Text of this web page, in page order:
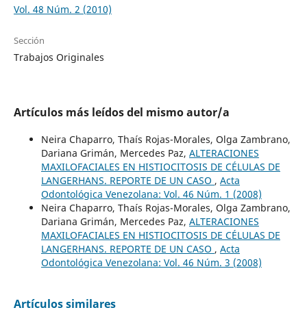
Vol. 48 Núm. 2 (2010)
Sección
Trabajos Originales
Artículos más leídos del mismo autor/a
Neira Chaparro, Thaís Rojas-Morales, Olga Zambrano,
Dariana Grimán, Mercedes Paz, ALTERACIONES
MAXILOFACIALES EN HISTIOCITOSIS DE CÉLULAS DE
LANGERHANS. REPORTE DE UN CASO , Acta
Odontológica Venezolana: Vol. 46 Núm. 1 (2008)
Neira Chaparro, Thaís Rojas-Morales, Olga Zambrano,
Dariana Grimán, Mercedes Paz, ALTERACIONES
MAXILOFACIALES EN HISTIOCITOSIS DE CÉLULAS DE
LANGERHANS. REPORTE DE UN CASO , Acta
Odontológica Venezolana: Vol. 46 Núm. 3 (2008)
Artículos similares